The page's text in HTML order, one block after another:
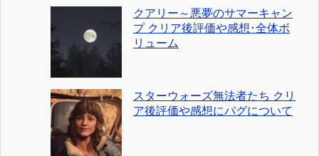
クアリー～悪夢のサマーキャン
プ クリア後評価や感想･全体ボ
リューム
スターウォーズ無法者たち クリ
ア後評価や感想にバグについて